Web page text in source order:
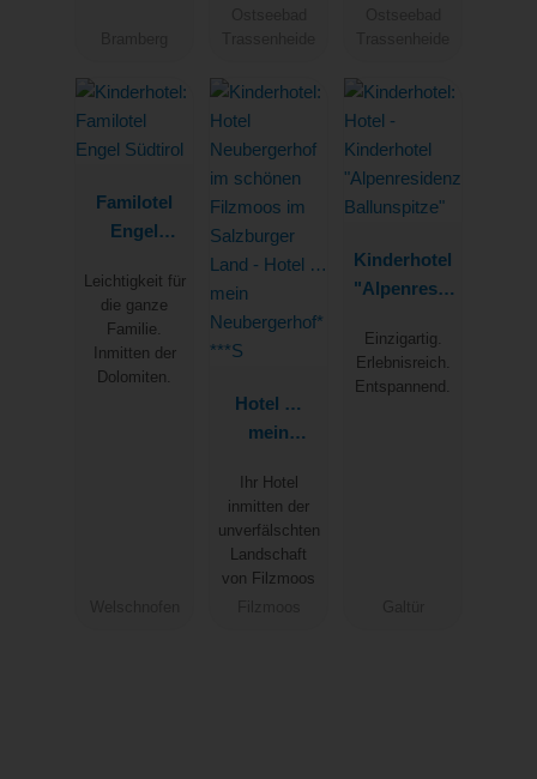
Familotel
Engel
Leichtigkeit für
die ganze
Familie.
Inmitten der
Dolomiten.
Hotel …
mein
of****S
Ihr Hotel
inmitten der
unverfälschten
Landschaft
von Filzmoos
Kinderhotel
"Alpenresid
Ballunspitze
"
Einzigartig.
Erlebnisreich.
Entspannend.